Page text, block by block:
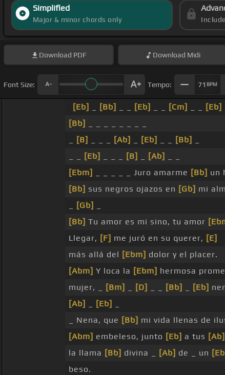
Simplified
Major & minor chords only
Download PDF Download Midi
Font Size: Tempo: 71 BPM
[Eb] [Bb] [Eb] [Cm] [Eb]
[Bb]
[B] [Ab] [Eb] [Bb]
[Eb] [B] [Ab]
[Ebm]
_ _ _ _ _ Juro amarme [Bb] un
[Bb] sus negros ojazos en [Gb] mi
[Gb]
[Bb] Tu amor es mi sino, tu amor
Llegar, [F] me juró en su querer, [E]
más allá del [Ebm] dolor y el placer.
[Abm] Y loca la [Ebm] hermosa
mujer, _
[Bm] [D] [Bb] [Eb]
[Ab]
[Eb]
_ Nena, que [Bb] mi vida llenas de
[Abm] embeleso, junto [Eb] a tus [Ab]
la llama [Bb] divina _ [Ab] de _ un
beso.